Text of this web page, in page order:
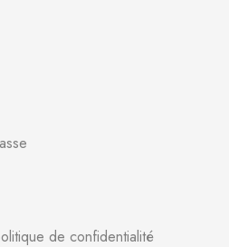
de confidentialité